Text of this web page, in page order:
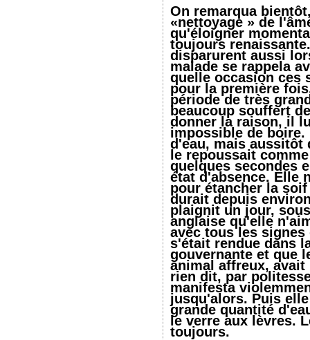
On remarqua
«nettoyage » de
qu'éloigner
toujours
disparurent aussi
malade se rappela
quelle occasion ces
pour la première
période de très
beaucoup souffert
donner la raison, il
impossible de
d'eau, mais aussitôt
le repoussait
quelques secondes
état d'absence. Elle
pour étancher la
durait depuis
plaignit un jour,
anglaise qu'elle
avec tous les
s'était rendue dans
gouvernante et que
animal affreux,
rien dit, par
manifesta
jusqu'alors. Puis
grande quantité
le verre aux lèvres.
toujours.